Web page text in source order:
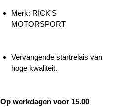
Merk: RICK'S
MOTORSPORT
Vervangende startrelais van
hoge kwaliteit.
Op werkdagen voor 15.00